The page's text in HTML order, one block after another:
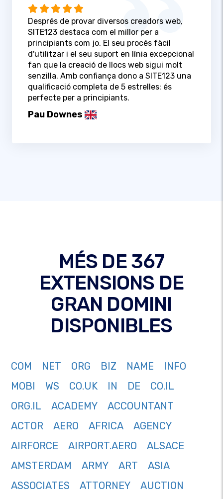
Després de provar diversos creadors web,
SITE123 destaca com el millor per a
principiants com jo. El seu procés fàcil
d'utilitzar i el seu suport en línia excepcional
fan que la creació de llocs web sigui molt
senzilla. Amb confiança dono a SITE123 una
qualificació completa de 5 estrelles: és
perfecte per a principiants.
Pau Downes
MÉS DE 367
EXTENSIONS DE
GRAN DOMINI
DISPONIBLES
COM NET ORG BIZ NAME
INFO
MOBI
WS CO.UK IN DE
CO.IL
ORG.IL
ACADEMY
ACCOUNTANT
ACTOR
AERO AFRICA
AGENCY
AIRFORCE
AIRPORT.AERO
ALSACE
AMSTERDAM
ARMY ART
ASIA
ASSOCIATES
ATTORNEY
AUCTION